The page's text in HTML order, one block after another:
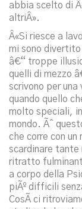
abbia scelto di
altriÂ».
Â«Si riesce a
mi sono
â€“ troppe
quelli di mezzo
scrivono per
quando quello
molto speciali,
mondo. Ãˆ
che corre con
scardinare tante
ritratto
a corpo della
piÃº difficili
CosÃ­ ci